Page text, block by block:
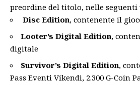
preordine del titolo, nelle seguenti
Disc Edition, contenente il
Looter’s Digital Edition,
digitale
Survivor’s Digital Edition,
Pass Eventi Vikendi, 2.300 G-Coin